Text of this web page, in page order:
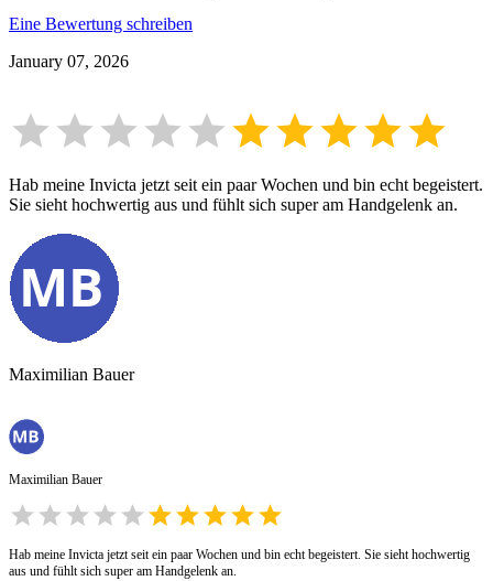
Eine Bewertung schreiben
January 07, 2026
Hab meine Invicta jetzt seit ein paar Wochen und bin echt begeistert.
Sie sieht hochwertig aus und fühlt sich super am Handgelenk an.
Maximilian Bauer
Maximilian Bauer
Hab meine Invicta jetzt seit ein paar Wochen und bin echt begeistert. Sie sieht hochwertig
aus und fühlt sich super am Handgelenk an.